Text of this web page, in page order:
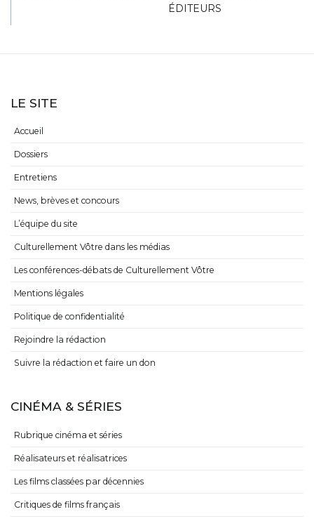
ÉDITEURS
LE SITE
Accueil
Dossiers
Entretiens
News, brèves et concours
L’équipe du site
Culturellement Vôtre dans les médias
Les conférences-débats de Culturellement Vôtre
Mentions légales
Politique de confidentialité
Rejoindre la rédaction
Suivre la rédaction et faire un don
CINÉMA & SÉRIES
Rubrique cinéma et séries
Réalisateurs et réalisatrices
Les films classées par décennies
Critiques de films français